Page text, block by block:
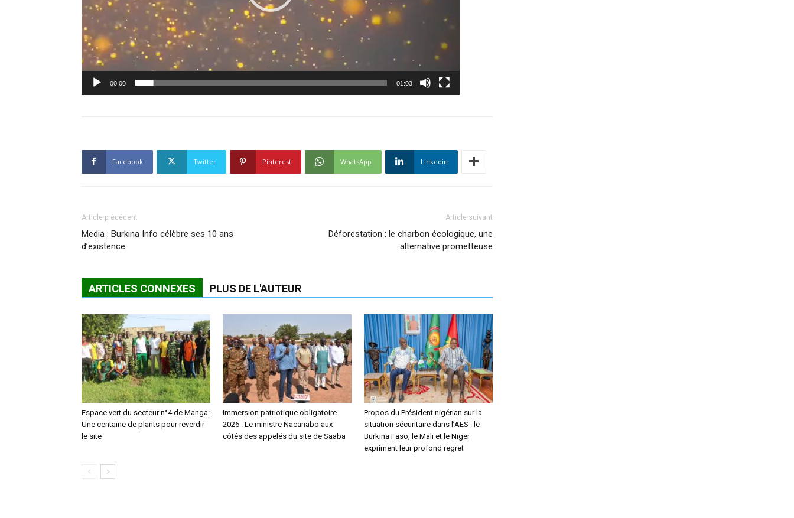
00:00 01:03
Facebook Twitter Pinterest WhatsApp Linkedin
Article précédent
Media : Burkina Info célèbre ses 10 ans
d’existence
Article suivant
Déforestation : le charbon écologique, une
alternative prometteuse
ARTICLES CONNEXES PLUS DE L'AUTEUR
Espace vert du secteur n°4 de Manga:
Une centaine de plants pour reverdir
le site
Immersion patriotique obligatoire
2026 : Le ministre Nacanabo aux
côtés des appelés du site de Saaba
Propos du Président nigérian sur la
situation sécuritaire dans l’AES : le
Burkina Faso, le Mali et le Niger
expriment leur profond regret